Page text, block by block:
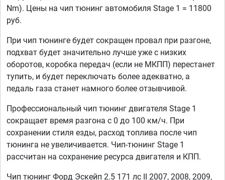
Nm). Цены на чип тюнинг автомобиля Stage 1 = 11800
руб.
При чип тюнинге будет сокращен провал при разгоне,
подхват будет значительно лучше уже с низких
оборотов, коробка передач (если не МКПП) перестанет
тупить, и будет переключать более адекватно, а
педаль газа станет намного более отзывчивой.
Профессиональный чип тюнинг двигателя Stage 1
сокращает время разгона с 0 до 100 км/ч. При
сохранении стиля езды, расход топлива после чип
тюнинга не увеличивается. Чип-тюнинг Stage 1
рассчитан на сохранение ресурса двигателя и КПП.
Чип тюнинг Форд Эскейп 2.5 171 лс II 2007, 2008, 2009,